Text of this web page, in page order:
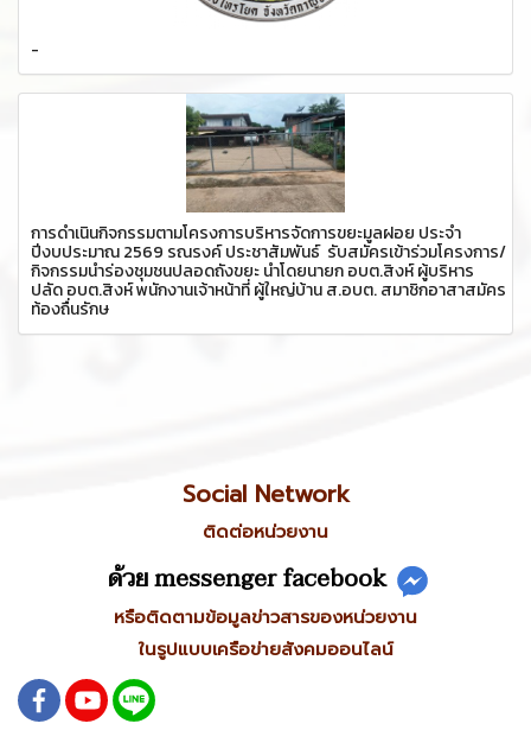
-
การดำเนินกิจกรรมตามโครงการบริหารจัดการขยะมูลฝอย ประจำ
ปีงบประมาณ 2569 รณรงค์ ประชาสัมพันธ์ รับสมัครเข้าร่วมโครงการ/
กิจกรรมนำร่องชุมชนปลอดถังขยะ นำโดยนายก อบต.สิงห์ ผู้บริหาร
ปลัด อบต.สิงห์ พนักงานเจ้าหน้าที่ ผู้ใหญ่บ้าน ส.อบต. สมาชิกอาสาสมัคร
ท้องถื่นรักษ
Social Network
ติดต่อหน่วยงาน
ด้วย messenger facebook
หรือติดตามข้อมูลข่าวสารของหน่วยงาน
ในรูปแบบเครือข่ายสังคมออนไลน์